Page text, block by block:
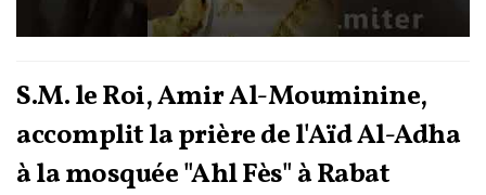
S.M. le Roi, Amir Al-Mouminine,
accomplit la prière de l'Aïd Al-Adha
à la mosquée "Ahl Fès" à Rabat